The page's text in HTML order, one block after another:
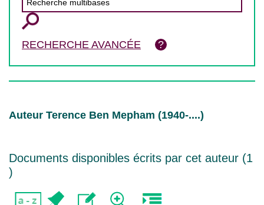
RECHERCHE AVANCÉE
Auteur Terence Ben Mepham (1940-....)
Documents disponibles écrits par cet auteur (1
)